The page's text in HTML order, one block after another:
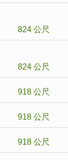
824 公尺
824 公尺
918 公尺
918 公尺
918 公尺